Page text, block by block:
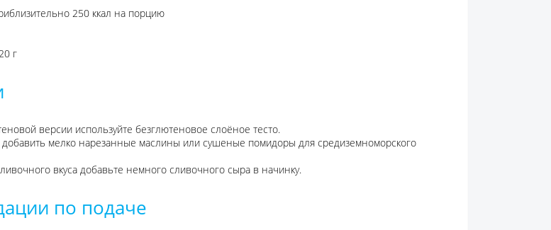
250 ккал на порцию
г
версии используйте безглютеновое слоёное тесто.
добавить мелко нарезанные маслины или сушеные помидоры для средиземноморского
вкуса добавьте немного сливочного сыра в начинку.
по подаче